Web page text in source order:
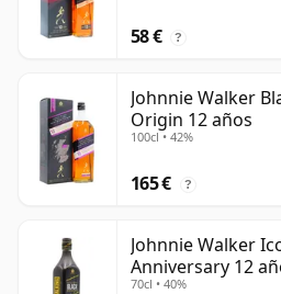
58 € ?
Johnnie Walker
Origin 12 años
100cl • 42%
165 € ?
Johnnie Walker
Anniversary 12
70cl • 40%